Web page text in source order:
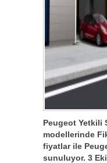
Peugeot Yetkili
modellerinde
fiyatlar ile
sunuluyor. 3